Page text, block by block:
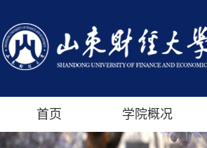
首页 学院概况